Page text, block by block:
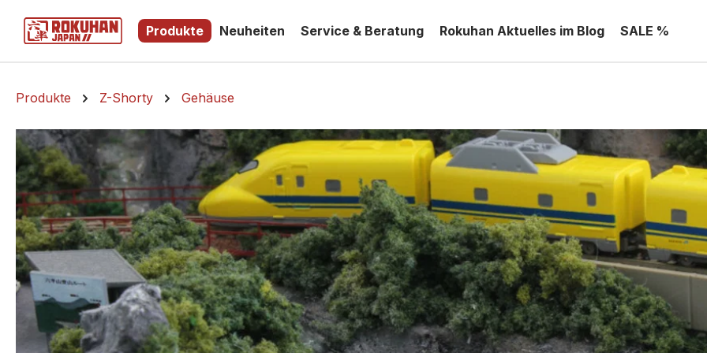
Zur Hauptnavigation springen
Produkte Neuheiten Service & Beratung Rokuhan Aktuelles im Blog SALE %
Produkte Z-Shorty Gehäuse